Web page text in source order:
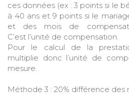
ces données (ex : 3 points si le
à 40 ans et 9 points si le
et des mois de
C’est l’unité de compensation.
Pour le calcul de la
multiplie donc l’unité de
mesure.
Méthode 3 : 20% différence des